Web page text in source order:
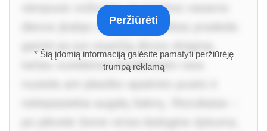
vienpusis vožtuvas: po karštos vasaros
dienos įkaitęs sintetinis pluoštas pradeda
garinti po juo esančią dirvos drėgmę,
tačiau susidariusi kondensato rasa
Peržiūrėti
* Šią įdomią informaciją galėsite pamatyti peržiūrėję
trumpą reklamą